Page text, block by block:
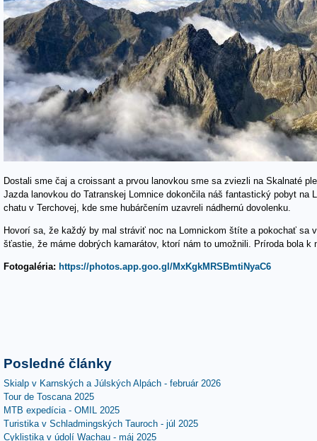
Dostali sme čaj a croissant a prvou lanovkou sme sa zviezli na Skalnaté
Jazda lanovkou do Tatranskej Lomnice dokončila náš fantastický pobyt
chatu v Terchovej, kde sme hubárčením uzavreli nádhernú dovolenku.
Hovorí sa, že každý by mal stráviť noc na Lomnickom štíte a pokochať sa
šťastie, že máme dobrých kamarátov, ktorí nám to umožnili. Príroda bola
Fotogaléria: https://photos.app.goo.gl/MxKgkMRSBmtiNyaC6
Posledné články
Skialp v Karnských a Júlských Alpách - február 2026
Tour de Toscana 2025
MTB expedícia - OMIL 2025
Turistika v Schladmingských Tauroch - júl 2025
Cyklistika v údolí Wachau - máj 2025